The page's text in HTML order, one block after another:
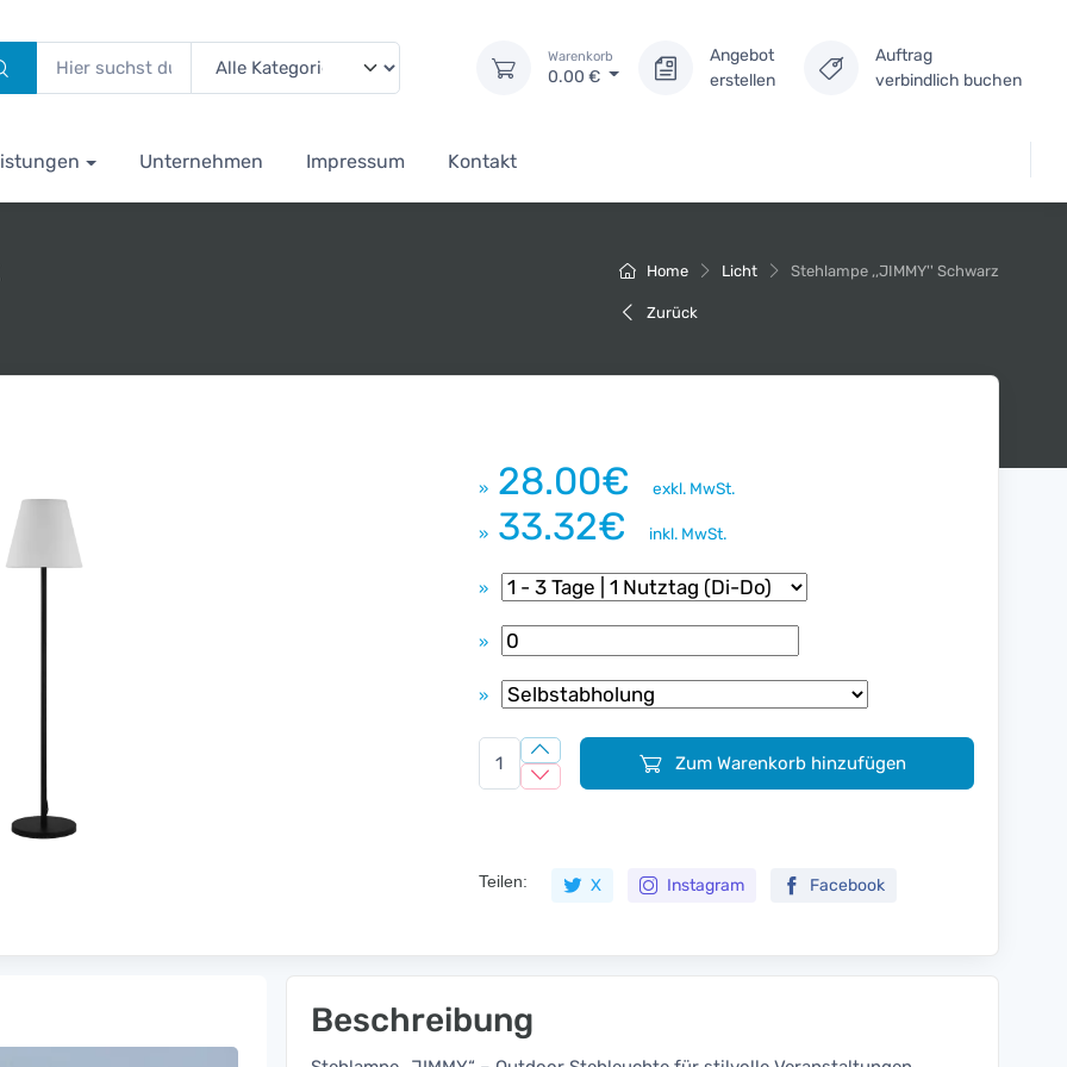
Warenkorb
0.00 €
Angebot
erstellen
Auftrag
verbindlich buchen
Unternehmen Impressum Kontakt
Home Licht Stehlampe ,,JIMMY'' Schwarz
Zurück
» 28.00€ exkl. MwSt.
» 33.32€ inkl. MwSt.
»
»
»
Zum Warenkorb hinzufügen
Teilen: X Instagram Facebook
Beschreibung